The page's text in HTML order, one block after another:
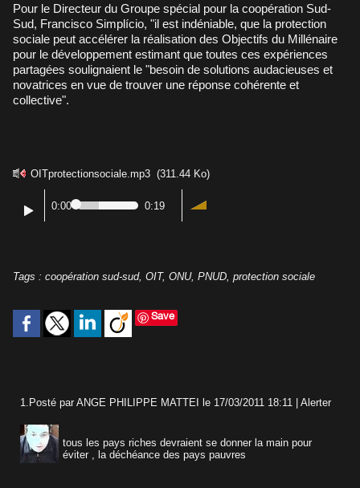
Pour le Directeur du Groupe spécial pour la coopération Sud-
Sud, Francisco Simplício, "il est indéniable, que la protection
sociale peut accélérer la réalisation des Objectifs du Millénaire
pour le développement estimant que toutes ces expériences
partagées soulignaient le "besoin de solutions audacieuses et
novatrices en vue de trouver une réponse cohérente et
collective".
OITprotectionsociale.mp3 (311.44 Ko)
0:00 0:19
Tags : coopération sud-sud, OIT, ONU, PNUD protection sociale
Save
1. Posté par ANGE PHILIPPE MATTEI le 17/03/2011 18:11 Alerter
tous les pays riches devraient se donner la main pour
éviter , la déchéance des pays pauvres